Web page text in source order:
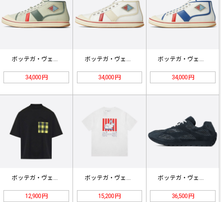
ボッテガ・ヴェネタ エリオット スニ…
34,000 円
ボッテガ・ヴェネタ エリオット スニ…
34,000 円
ボッテガ・ヴェネタ エリオット スニ…
34,000 円
12,900 円 15,200 円 36,500 円